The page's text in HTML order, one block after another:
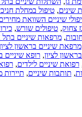
שינים, טיפול במחלת
שיניים השוואת
צחוק, טיפולים שורש,
,מרפאות שיניים בתל
מרפאת שיניים בראשון
לציון, רופא שיניים
רפואת שיניים לילדים,
, תותבות שיניים, תיירות